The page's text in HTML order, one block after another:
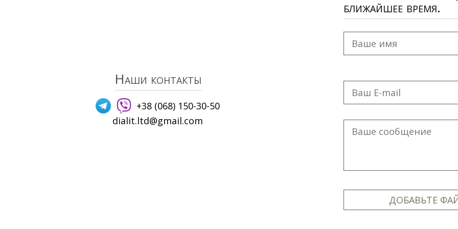
Наши контакты
+38 (068) 150-30-50
dialit.ltd@gmail.com
ближайшее время.
ДОБАВЬТЕ